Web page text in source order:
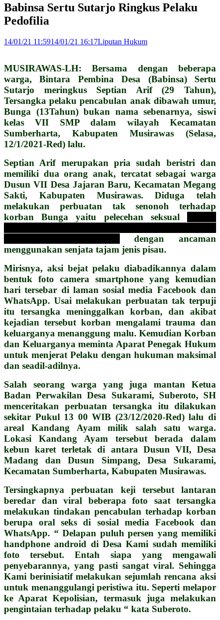
Babinsa Sertu Sutarjo Ringkus Pelaku
Pedofilia
14/01/21 11:5914/01/21 16:17Liputan Hukum
MUSIRAWAS-LH: Bersama dengan beberapa
warga, Bintara Pembina Desa (Babinsa) Sertu
Sutarjo meringkus Septian Arif (29 Tahun),
Tersangka pelaku pencabulan anak dibawah umur,
Bunga (13Tahun) bukan nama sebenarnya, siswi
kelas VII SMP dalam wilayah Kecamatan
Sumberharta, Kabupaten Musirawas (Selasa,
12/1/2021-Red) lalu.
Septian Arif merupakan pria sudah beristri dan
memiliki dua orang anak, tercatat sebagai warga
Dusun VII Desa Jajaran Baru, Kecamatan Megang
Sakti, Kabupaten Musirawas. Diduga telah
melakukan perbuatan tak senonoh terhadap
korban Bunga yaitu pelecehan seksual
dengan ancaman
menggunakan senjata tajam jenis pisau.
Mirisnya, aksi bejat pelaku diabadikannya dalam
bentuk foto camera smartphone yang kemudian
hari tersebar di laman sosial media Facebook dan
WhatsApp.Usai melakukan perbuatan tak terpuji
itu tersangka meninggalkan korban, dan akibat
kejadian tersebut korban mengalami trauma dan
keluarganya menanggung malu. Kemudian Korban
dan Keluarganya meminta Aparat Penegak Hukum
untuk menjerat Pelaku dengan hukuman maksimal
dan seadil-adilnya.
Salah seorang warga yang juga mantan Ketua
Badan Perwakilan Desa Sukarami, Suberoto, SH
menceritakan perbuatan tersangka itu dilakukan
sekitar Pukul 13 00 WIB (23/12/2020-Red) lalu di
areal Kandang Ayam milik salah satu warga.
Lokasi Kandang Ayam tersebut berada dalam
kebun karet terletak di antara Dusun VII, Desa
Madang dan Dusun Simpang, Desa Sukarami,
Kecamatan Sumberharta, Kabupaten Musirawas.
Tersingkapnya perbuatan keji tersebut lantaran
beredar dan viral beberapa foto saat tersangka
melakukan tindakan pencabulan terhadap korban
berupa oral seks di sosial media Facebook dan
WhatsApp. “ Delapan puluh persen yang memiliki
handphone android di Desa Kami sudah memiliki
foto tersebut. Entah siapa yang mengawali
penyebarannya, yang pasti sangat viral. Sehingga
Kami berinisiatif melakukan sejumlah rencana aksi
untuk menanggulangi peristiwa itu. Seperti melapor
ke AparatKepolisian, termasuk juga melakukan
pengintaian terhadap pelaku “ kata Suberoto.